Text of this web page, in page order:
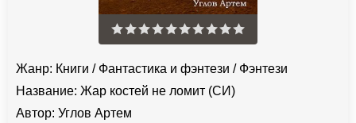
Жанр: Книги / Фантастика и фэнтези / Фэнтези
Название: Жар костей не ломит (СИ)
Автор: Углов Артем